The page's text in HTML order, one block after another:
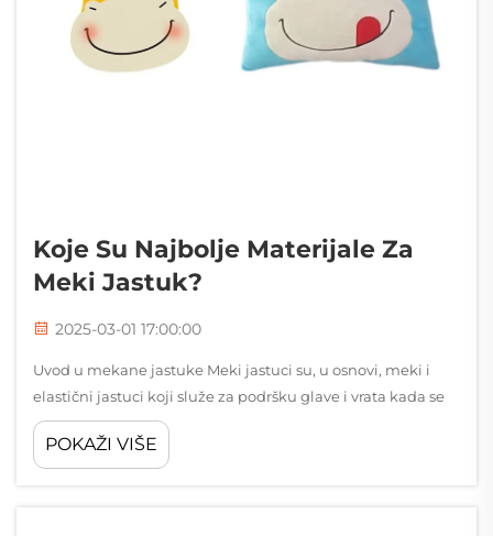
Koje Su Najbolje Materijale Za
Meki Jastuk?
2025-03-01 17:00:00
Uvod u mekane jastuke Meki jastuci su, u osnovi, meki i
elastični jastuci koji služe za podršku glave i vrata kada se
netko pokušava naspavati ili se opustiti. Što ih čini tako
privlačnima? Pa, zaista mogu pomoći poboljšati kvalitetu
POKAŽI VIŠE